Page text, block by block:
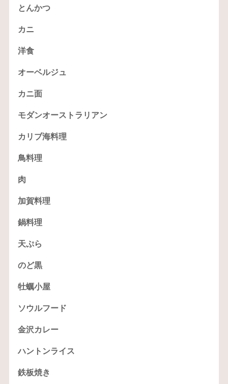
とんかつ
カニ
洋食
オーベルジュ
カニ面
モダンオーストラリアン
カリブ海料理
鳥料理
肉
加賀料理
鍋料理
天ぷら
のど黒
牡蠣小屋
ソウルフード
金沢カレー
ハントンライス
鉄板焼き